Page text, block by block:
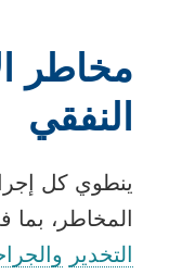
مخاطر
النفقي
ينطوي كل
المخاطر،
التخدير